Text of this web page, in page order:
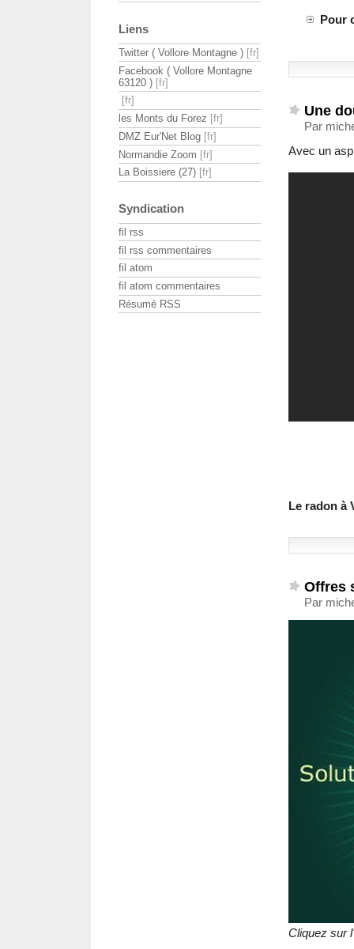
Pour
Une
Par
Avec un
Le radon à
Offres
Par
Cliquez sur
Liens
Twitter ( Vollore Montagne )
Facebook ( Vollore Montagne
63120 )
les Monts du Forez
DMZ Eur'Net Blog
Normandie Zoom
La Boissiere (27)
Syndication
fil rss
fil rss commentaires
fil atom
fil atom commentaires
Résumé RSS